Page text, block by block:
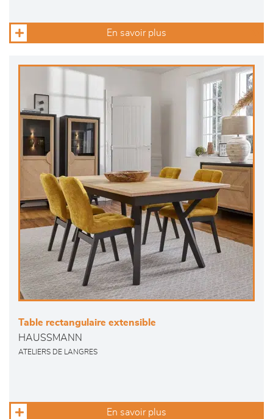
En savoir plus
Table rectangulaire extensible
HAUSSMANN
ATELIERS DE LANGRES
En savoir plus